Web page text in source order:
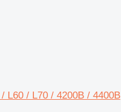
L60 / L70 / 4200B / 4400B